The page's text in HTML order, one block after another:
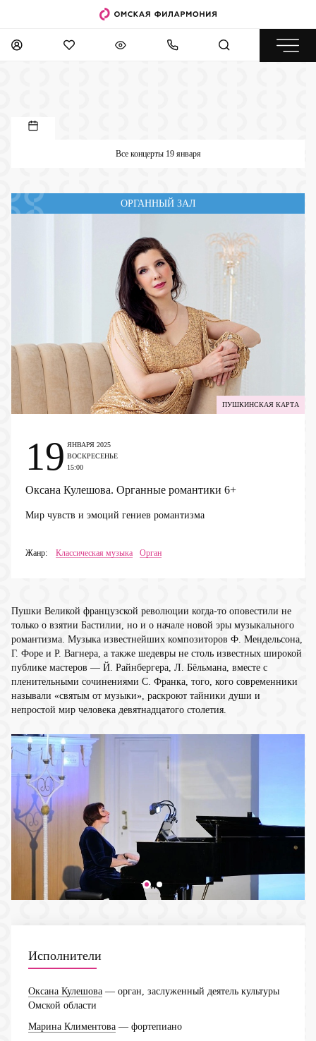
Все концерты 19 января
ОРГАННЫЙ ЗАЛ
ПУШКИНСКАЯ КАРТА
Оксана Кулешова. Органные романтики 6+
Мир чувств и эмоций гениев романтизма
Жанр: Классическая музыка Орган
19 ЯНВАРЯ 2025
ВОСКРЕСЕНЬЕ
15:00
Пушки Великой французской революции когда-то оповестили не
только о взятии Бастилии, но и о начале новой эры музыкального
романтизма. Музыка известнейших композиторов Ф. Мендельсона,
Г. Форе и Р. Вагнера, а также шедевры не столь известных широкой
публике мастеров — Й. Райнбергера, Л. Бёльмана, вместе с
пленительными сочинениями С. Франка, того, кого современники
называли «святым от музыки», раскроют тайники души и
непростой мир человека девятнадцатого столетия.
Исполнители
Оксана Кулешова — орган, заслуженный деятель культуры
Омской области
Марина Климентова — фортепиано